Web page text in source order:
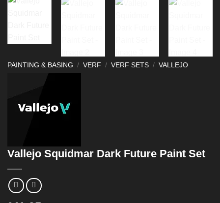
PAINTING & BASING / VERF / VERF SETS / VALLEJO
Vallejo Squidmar Dark Future Paint Set